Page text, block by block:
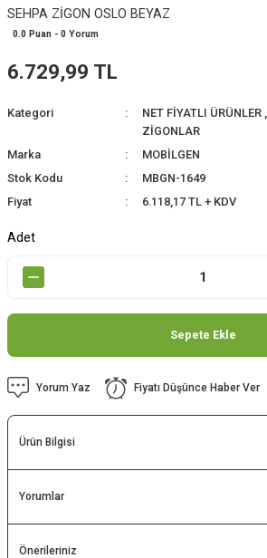
SEHPA ZİGON OSLO BEYAZ
0.0 Puan - 0 Yorum
6.729,99 TL
Kategori NET FİYATLI ÜRÜNLER ,
ZİGONLAR
Marka
MOBİLGEN
Stok Kodu
MBGN-1649
Fiyat
6.118,17 TL + KDV
Adet
Sepete Ekle
Yorum Yaz Fiyatı Düşünce Haber Ver
Ürün Bilgisi
Yorumlar
Önerileriniz